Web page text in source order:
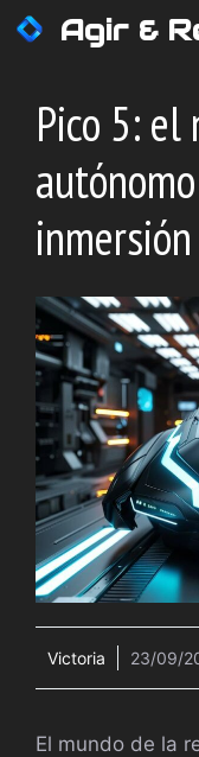
Saltar
Agir &
Pico 5: el
Victoria 23/09/
El mundo de la